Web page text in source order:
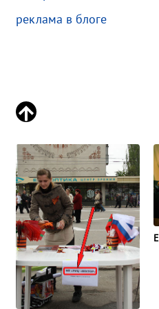
реклама в блоге